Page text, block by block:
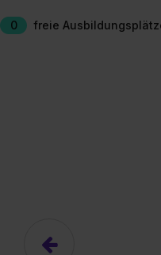
0 freie